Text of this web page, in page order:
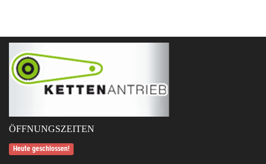
ÖFFNUNGSZEITEN
Heute geschlossen!